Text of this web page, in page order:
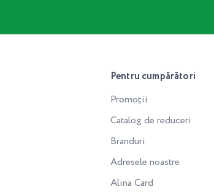
Pentru cumpărători
Promoții
Catalog de reduceri
Branduri
Adresele noastre
Alina Card